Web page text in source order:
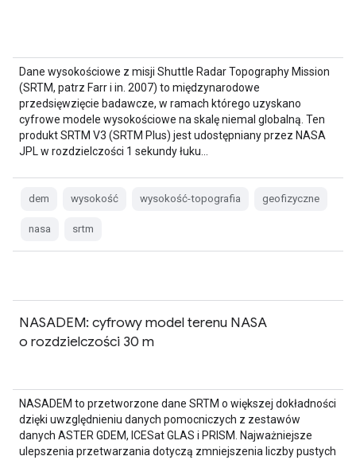
Dane wysokościowe z misji Shuttle Radar Topography Mission
(SRTM, patrz Farr i in. 2007) to międzynarodowe
przedsięwzięcie badawcze, w ramach którego uzyskano
cyfrowe modele wysokościowe na skalę niemal globalną. Ten
produkt SRTM V3 (SRTM Plus) jest udostępniany przez NASA
JPL w rozdzielczości 1 sekundy łuku…
dem wysokość wysokość-topografia geofizyczne
nasa srtm
NASADEM: cyfrowy model terenu NASA
o rozdzielczości 30 m
NASADEM to przetworzone dane SRTM o większej dokładności
dzięki uwzględnieniu danych pomocniczych z zestawów
danych ASTER GDEM, ICESat GLAS i PRISM. Najważniejsze
ulepszenia przetwarzania dotyczą zmniejszenia liczby pustych